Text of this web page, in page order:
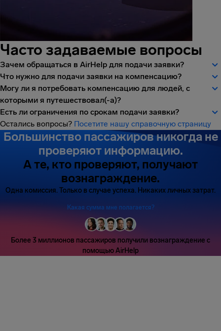
Часто задаваемые вопросы
Зачем обращаться в AirHelp для подачи заявки?
Что нужно для подачи заявки на компенсацию?
Могу ли я потребовать компенсацию для людей, с
которыми я путешествовал(-а)?
Есть ли ограничения по срокам подачи заявки?
Остались вопросы? Посетите нашу справочную страницу
Большинство пассажиров никогда не
проверяют информацию.
А те, кто проверяют, получают
вознаграждение.
Одна комиссия. Только в случае успеха. Никаких личных затрат.
Какая сумма мне полагается?
Более 3 миллионов пассажиров получили вознаграждение с
помощью AirHelp